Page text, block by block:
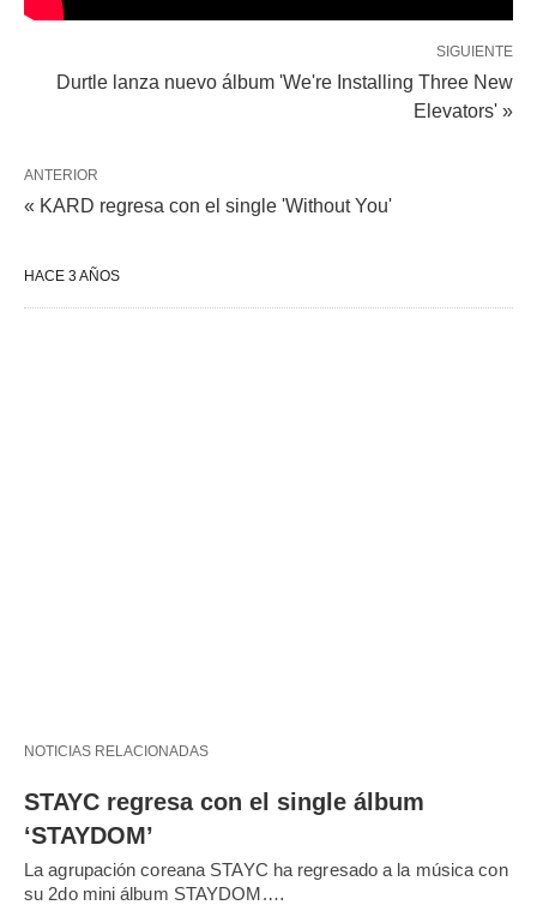
SIGUIENTE
Durtle lanza nuevo álbum 'We're Installing Three New
Elevators' »
ANTERIOR
« KARD regresa con el single 'Without You'
HACE 3 AÑOS
NOTICIAS RELACIONADAS
STAYC regresa con el single álbum
‘STAYDOM’
La agrupación coreana STAYC ha regresado a la música con
su 2do mini álbum STAYDOM.…